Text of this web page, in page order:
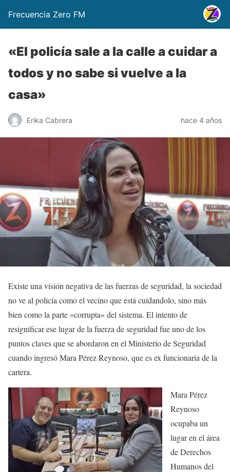
Frecuencia Zero FM
«El policía sale a la calle a cuidar a
todos y no sabe si vuelve a la
casa»
Erika Cabrera hace 4 años
Existe una visión negativa de las fuerzas de seguridad, la sociedad
no ve al policía como el vecino que está cuidandolo, sino más
bien como la parte «corrupta» del sistema. El intento de
resignificar ese lugar de la fuerza de seguridad fue uno de los
puntos claves que se abordaron en el Ministerio de Seguridad
cuando ingresó Mara Pérez Reynoso, que es ex funcionaria de la
cartera.
Mara Pérez
Reynoso
ocupaba un
lugar en el área
de Derechos
Humanos del